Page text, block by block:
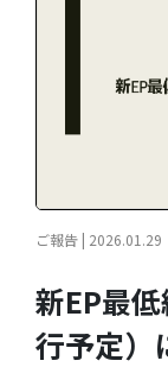
ご報告 | 2026.01.29
新EP最
行予定）